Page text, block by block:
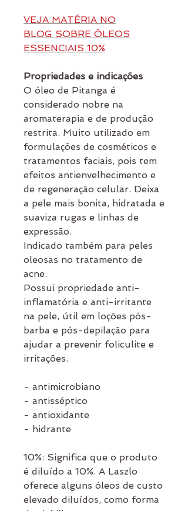
VEJA MATÉRIA NO
BLOG SOBRE ÓLEOS
ESSENCIAIS 10%
Propriedades e indicações
O óleo de Pitanga é
considerado nobre na
aromaterapia e de produção
restrita. Muito utilizado em
formulações de cosméticos e
tratamentos faciais, pois tem
efeitos antienvelhecimento e
de regeneração celular. Deixa
a pele mais bonita, hidratada e
suaviza rugas e linhas de
expressão.
Indicado também para peles
oleosas no tratamento de
acne.
Possui propriedade anti-
inflamatória e anti-irritante
na pele, útil em loções pós-
barba e pós-depilação para
ajudar a prevenir foliculite e
irritações.
- antimicrobiano
- antisséptico
- antioxidante
- hidrante
10%: Significa que o produto
é diluído a 10%. A Laszlo
oferece alguns óleos de custo
elevado diluídos, como forma